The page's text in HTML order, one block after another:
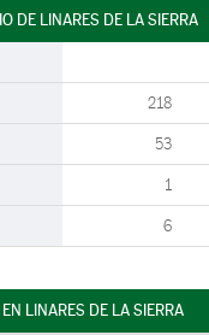
DE LINARES DE LA SIERRA
218
53
1
6
LINARES DE LA SIERRA